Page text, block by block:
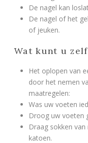
De nagel kan
De nagel of het
of jeuken.
Wat kunt u zelf
Het oplopen van
door het nemen
maatregelen:
Was uw voeten
Droog uw voeten
Draag sokken
katoen.